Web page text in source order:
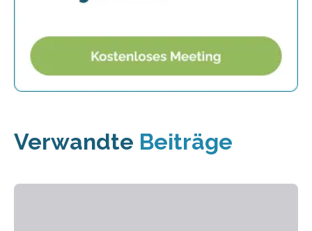
Verwandte Beiträge